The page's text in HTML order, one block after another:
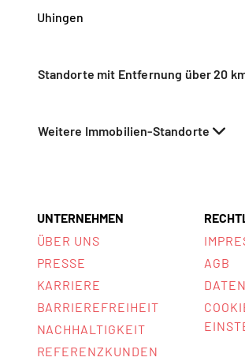
Uhingen
Standorte mit Entfernung über 20
Weitere Immobilien-Standorte
UNTERNEHMEN
ÜBER UNS
PRESSE
KARRIERE
BARRIEREFREIHEIT
NACHHALTIGKEIT
REFERENZKUNDEN
AGB